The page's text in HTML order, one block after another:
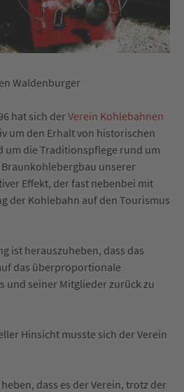
Waldenburger
hat sich derVerein Kohlebahnen
um den Erhalt von historischen
um die Traditionspflege rund um
unserer
Effekt, der fast nebenbei mit
der Kohlebahn auf den Tourismus
ist herauszuheben, dass das
das überproportionale
und seiner Mitglieder zurück zu
Hinsicht musste sich der Verein
dass es der Verein, trotz der